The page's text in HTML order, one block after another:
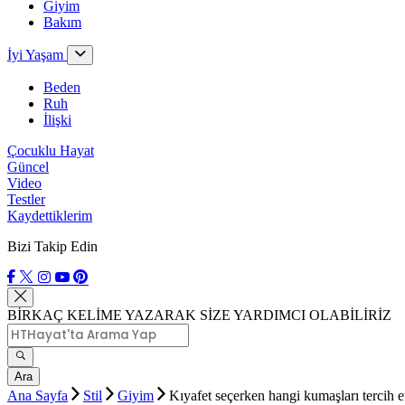
Giyim
Bakım
İyi Yaşam
Beden
Ruh
İlişki
Çocuklu Hayat
Güncel
Video
Testler
Kaydettiklerim
Bizi Takip Edin
BİRKAÇ KELİME YAZARAK SİZE YARDIMCI OLABİLİRİZ
Ara
Ana Sayfa Stil Giyim
Kıyafet seçerken hangi kumaşları tercih